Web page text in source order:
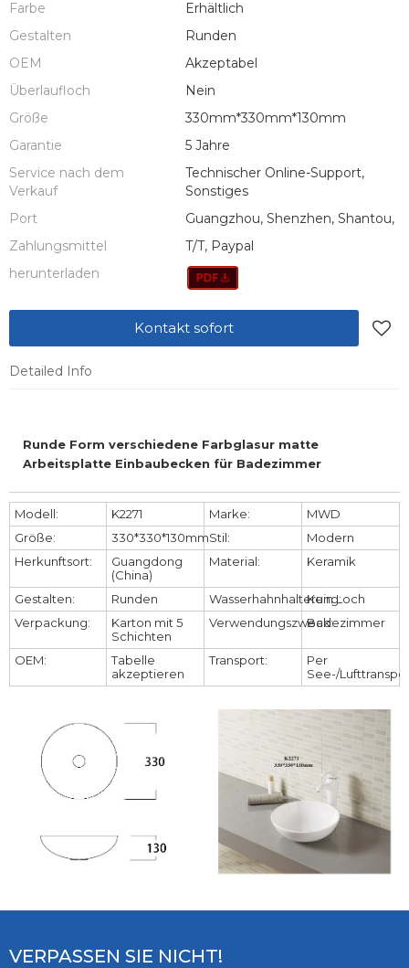
Farbe
Erhältlich
Gestalten
Runden
OEM
Akzeptabel
Überlaufloch
Nein
Größe
330mm*330mm*130mm
Garantie
5 Jahre
Service nach dem
Verkauf
Technischer Online-Support,
Sonstiges
Port
Guangzhou, Shenzhen, Shantou,
Zahlungsmittel
T/T, Paypal
herunterladen
Kontakt sofort
Detailed Info
Runde Form verschiedene Farbglasur matte
Arbeitsplatte Einbaubecken für Badezimmer
Modell: K2271 Marke:
MWD
Größe:
330*330*130mmStil:
Modern
Herkunftsort:
Guangdong
(China)
Material: Keramik
Gestalten: Runden Wasserhahnhalterung:
Kein Loch
Verpackung:
Karton mit 5
Schichten
Verwendungszweck:Badezimmer
OEM:
Tabelle
akzeptieren
Transport:
Per
See-/
VERPASSEN SIE NICHT!